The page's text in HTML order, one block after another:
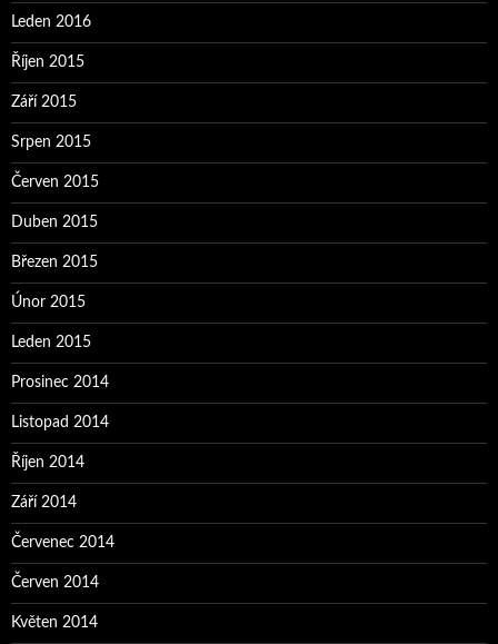
Leden 2016
Říjen 2015
Září 2015
Srpen 2015
Červen 2015
Duben 2015
Březen 2015
Únor 2015
Leden 2015
Prosinec 2014
Listopad 2014
Říjen 2014
Září 2014
Červenec 2014
Červen 2014
Květen 2014